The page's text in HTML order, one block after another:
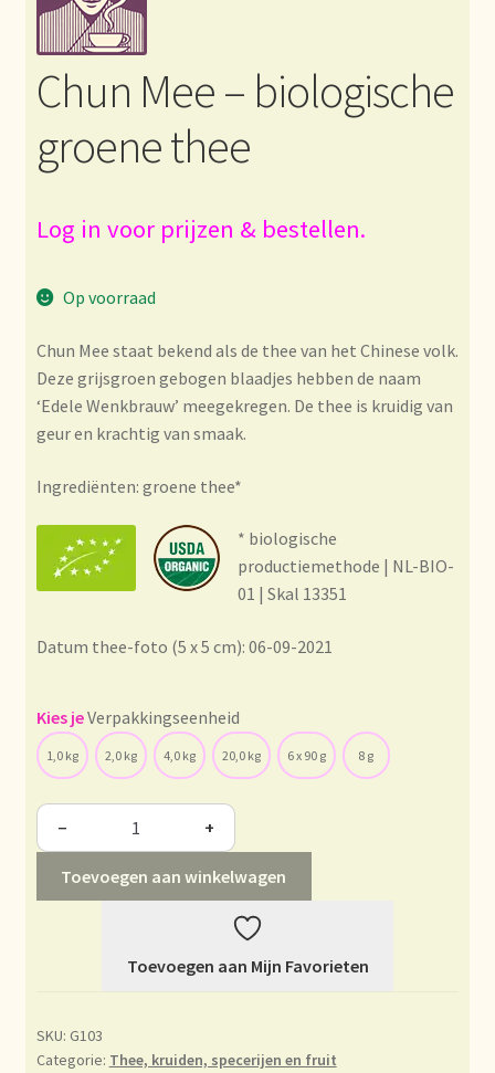
Bezahlung und Rabatte
Bienvenue dans notre commerce de gros de thé !
Bio-Zertifikate
Certificats biologiques
Commande et délai de livraison
Condiciones generales
Conditions générales
Contact
Current price list
Declaración de privacidad
Déclaration de confidentialité
Chun Mee – biologische
groene thee
Log in voor prijzen & bestellen.
Op voorraad
Chun Mee staat bekend als de thee van het Chinese volk.
Deze grijsgroen gebogen blaadjes hebben de naam
‘Edele Wenkbrauw’ meegekregen. De thee is kruidig van
geur en krachtig van smaak.
Ingrediënten: groene thee*
* biologische
productiemethode | NL-BIO-
01 | Skal 13351
Datum thee-foto (5 x 5 cm): 06-09-2021
Verpakkingseenheid
1,0 kg 2,0 kg 4,0 kg 20,0 kg 6 x 90 g 8 g
− +
Toevoegen aan winkelwagen
Toevoegen aan Mijn Favorieten
SKU: G103
Categorie: Thee, kruiden, specerijen en fruit